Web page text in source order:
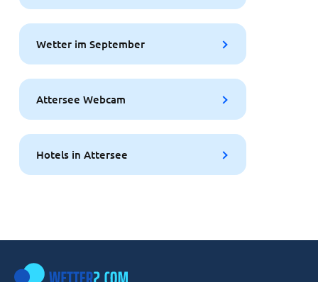
Wetter im September
Attersee Webcam
Hotels in Attersee